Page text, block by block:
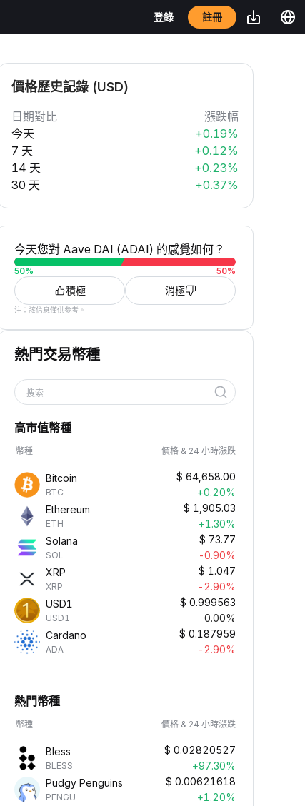
登錄 註冊
價格歷史記錄 (USD)
日期對比
漲跌幅
今天
+0.19%
7 天
+0.12%
14 天
+0.23%
30 天
+0.37%
今天您對 Aave DAI (ADAI) 的感覺如何？
50% 50%
積極 消極
注：該信息僅供參考。
熱門交易幣種
搜索
高市值幣種
幣種 價格 & 24 小時漲跌
Bitcoin
BTC
$ 64,658.00
+0.20%
Ethereum
ETH
$ 1,905.03
+1.30%
Solana
SOL
$ 73.77
-0.90%
XRP
XRP
$ 1.047
-2.90%
USD1
USD1
$ 0.999563
0.00%
Cardano
ADA
$ 0.187959
-2.90%
熱門幣種
幣種 價格 & 24 小時漲跌
Bless
BLESS
$ 0.02820527
+97.30%
Pudgy Penguins
PENGU
$ 0.00621618
+1.20%